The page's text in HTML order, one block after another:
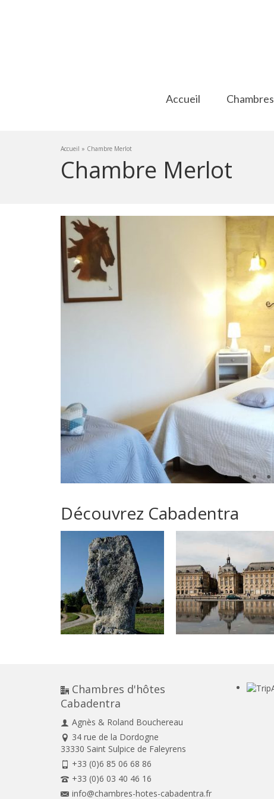
Accueil Chambres
Accueil » Chambre Merlot
Chambre Merlot
Découvrez Cabadentra
Chambres d'hôtes
Cabadentra
Agnès & Roland Bouchereau
34 rue de la Dordogne
33330 Saint Sulpice de Faleyrens
+33 (0)6 85 06 68 86
+33 (0)6 03 40 46 16
info@chambres-hotes-cabadentra.fr